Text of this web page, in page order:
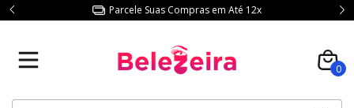
Parcele Suas Compras em Até 12x
0